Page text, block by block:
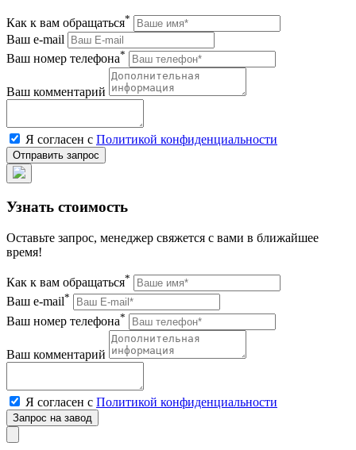
Как к вам обращаться*
Ваш e-mail
Ваш номер телефона*
Ваш комментарий
Я согласен с Политикой конфиденциальности
Узнать стоимость
Оставьте запрос, менеджер свяжется с вами в ближайшее
время!
Как к вам обращаться*
Ваш e-mail*
Ваш номер телефона*
Ваш комментарий
Я согласен с Политикой конфиденциальности